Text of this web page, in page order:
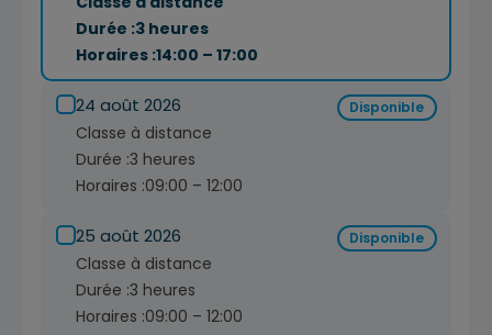
Durée :3 heures
Horaires :14:00 – 17:00
24 août 2026 Disponible
Classe à distance
Durée :3 heures
Horaires :09:00 – 12:00
25 août 2026 Disponible
Classe à distance
Durée :3 heures
Horaires :09:00 – 12:00